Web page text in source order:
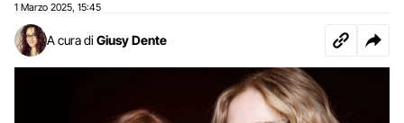
1 Marzo 2025 15:45
A cura di Giusy Dente